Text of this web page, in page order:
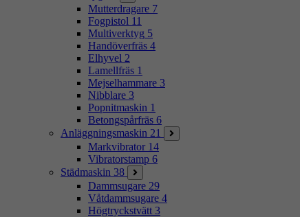
Mutterdragare 7
Fogpistol 11
Multiverktyg 5
Handöverfräs 4
Elhyvel 2
Lamellfräs 1
Mejselhammare 3
Nibblare 3
Popnitmaskin 1
Betongspårfräs 6
Anläggningsmaskin 21
Markvibrator 14
Vibratorstamp 6
Städmaskin 38
Dammsugare 29
Våtdammsugare 4
Högtryckstvätt 3